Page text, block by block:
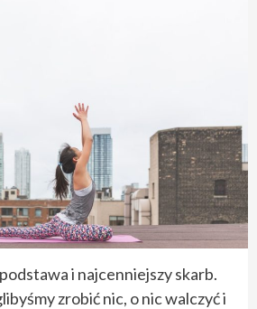
i najcenniejszy skarb.
zrobić nic, o nic walczyć i